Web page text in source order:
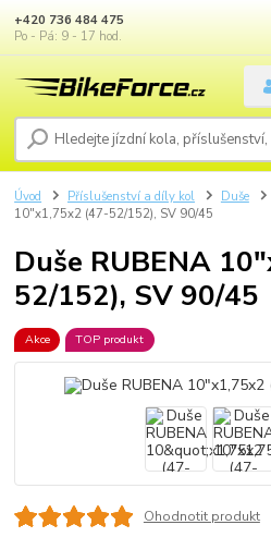
+420 736 484 475
Po - Pá: 9 - 17 hod.
Úvod Příslušenství a díly kol Duše
10"x1,75x2 (47-52/152), SV 90/45
Duše RUBENA
52/152), SV 90/45
Akce TOP produkt
Ohodnotit produkt